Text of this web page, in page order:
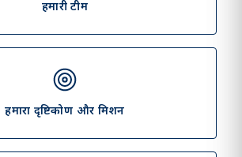
हमारी टीम
हमारा दृष्टिकोण और मिशन